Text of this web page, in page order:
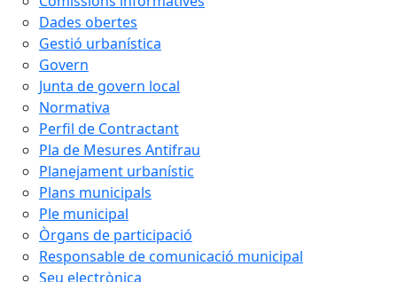
Dades obertes
Gestió urbanística
Govern
Junta de govern local
Normativa
Perfil de Contractant
Pla de Mesures Antifrau
Planejament urbanístic
Plans municipals
Ple municipal
Òrgans de participació
Responsable de comunicació municipal
Seu electrònica